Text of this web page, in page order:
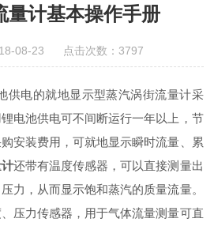
量计基本操作手册
08-23 点击次数：3797
电的就地显示型蒸汽涡街流量计采
电池供电可不间断运行一年以上，节
安装费用，可就地显示瞬时流量、累
还带有温度传感器，可以直接测量出
力，从而显示饱和蒸汽的质量流量。
压力传感器，用于气体流量测量可直